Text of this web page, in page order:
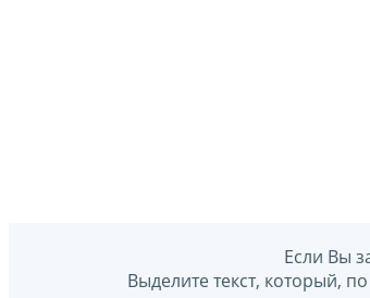
Если Вы
Выделите текст, который,